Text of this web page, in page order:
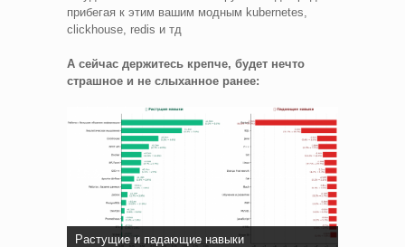
прибегая к этим вашим модным kubernetes,
clickhouse, redis и тд
А сейчас держитесь крепче, будет нечто
страшное и не слыханное ранее:
Растущие и падающие навыки